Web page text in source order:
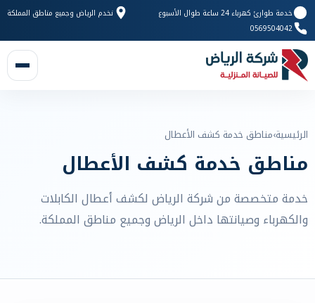
خدمة طوارئ كهرباء 24 ساعة طوال الأسبوع
نخدم الرياض وجميع مناطق المملكة
0569504042
الرئيسية›مناطق خدمة كشف الأعطال
مناطق خدمة كشف الأعطال
خدمة متخصصة من شركة الرياض لكشف أعطال الكابلات
والكهرباء وصيانتها داخل الرياض وجميع مناطق المملكة.